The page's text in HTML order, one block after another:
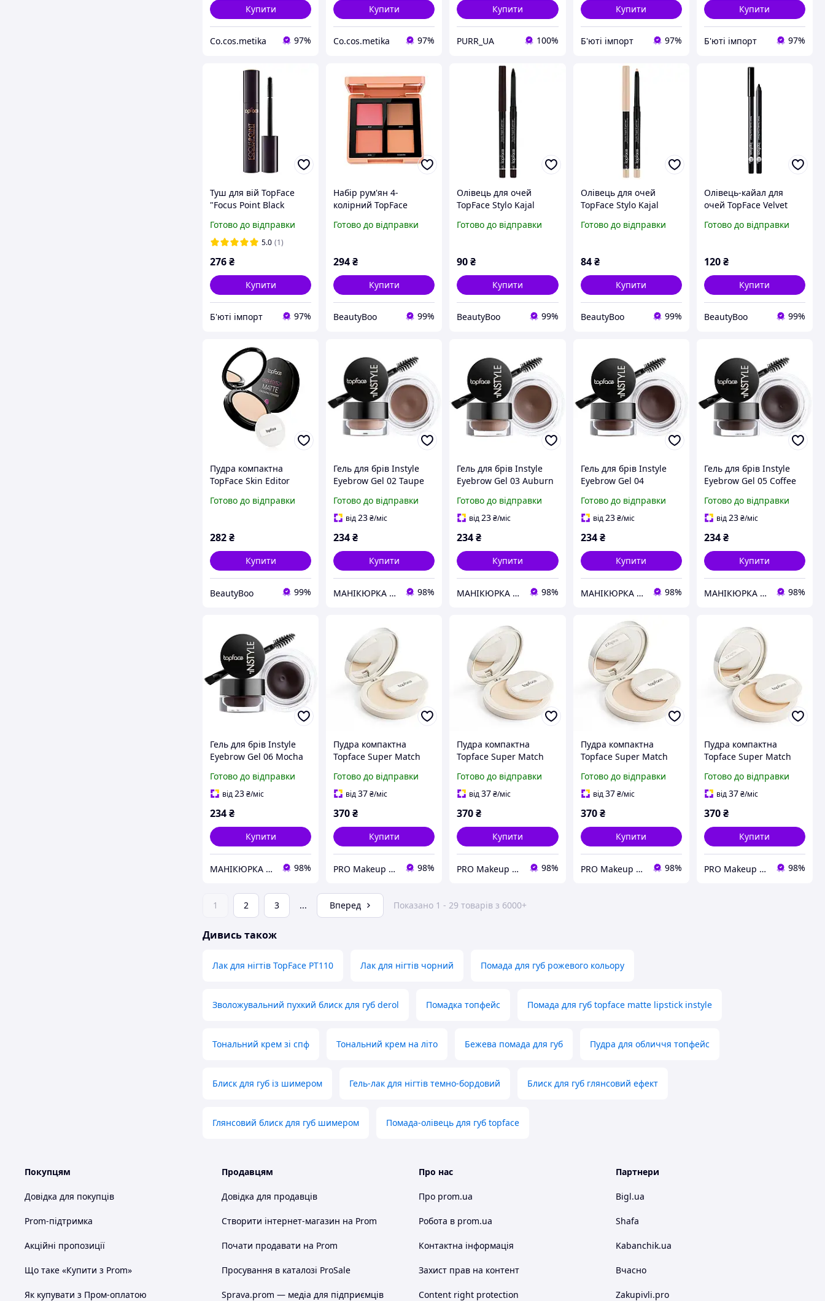
Купити
Co.cos.metika 97%
Купити
Co.cos.metika 97%
Купити
PURR_UA 100%
Купити
Б'юті імпорт 97%
Купити
Б'юті імпорт 97%
Туш для вій TopFace
"Focus Point Black
PT311 12 мл
Готово до відправки
5.0 (1)
276₴
Купити
Б'юті імпорт 97%
Набір рум'ян 4-
колірний TopFace
г
Готово до відправки
294₴
Купити
BeautyBoo 99%
Олівець для очей
TopFace Stylo Kajal
г
Готово до відправки
90₴
Купити
BeautyBoo 99%
Олівець для очей
TopFace Stylo Kajal
гГотово до відправки
84 ₴
Купити
BeautyBoo 99%
Олівець-кайал для
очей TopFace Velvet
4,8 г
Готово до відправки
120₴
Купити
BeautyBoo 99%
Пудра компактна
TopFace Skin Editor
02 10 г
Готово до відправки
282₴
Купити
BeautyBoo 99%
Гель для брів Instyle
Eyebrow Gel 02 Taupe
Готово до відправки
від23₴/міс
234₴
Купити
МАНІКЮРКА SHOP 98%
Гель для брів Instyle
Eyebrow Gel 03 Auburn
Готово до відправки
від23₴/міс
234₴
Купити
МАНІКЮРКА SHOP 98%
Гель для брів Instyle
Eyebrow Gel 04
г(р)
Готово до відправки
від23 ₴/міс
234 ₴
Купити
МАНІКЮРКА SHOP 98%
Гель для брів Instyle
Eyebrow Gel 05 Coffee
Готово до відправки
від23₴/міс
234₴
Купити
МАНІКЮРКА SHOP 98%
Гель для брів Instyle
Eyebrow Gel 06 Mocha
Готово до відправки
від23₴/міс
234₴
Купити
МАНІКЮРКА SHOP 98%
Пудра компактна
Topface Super Match
Porcelain
Готово до відправки
від37₴/міс
370₴
Купити
PRO Makeup - опт і роздріб 98%
Пудра компактна
Topface Super Match
Cream
Готово до відправки
від37₴/міс
370₴
Купити
PRO Makeup - опт і роздріб 98%
Пудра компактна
Topface Super Match
Beige
Готово до відправки
від37 ₴/міс
370 ₴
Купити
PRO Makeup - опт і роздріб 98%
Пудра компактна
Topface Super Match
Beige
Готово до відправки
від37₴/міс
370₴
Купити
PRO Makeup - опт і роздріб 98%
1 2 3 ... Вперед Показано 1 - 29 товарів з 6000+
Дивись також
Лак для нігтів TopFace PT110 Лак для нігтів чорний Помада для губ рожевого кольору
Зволожувальний пухкий блиск для губ derol Помадка топфейс Помада для губ topface matte lipstick instyle
Тональний крем зі спф Тональний крем на літо Бежева помада для губ Пудра для обличчя топфейс
Блиск для губ із шимером Гель-лак для нігтів темно-бордовий Блиск для губ глянсовий ефект
Глянсовий блиск для губ шимером Помада-олівець для губ topface
Покупцям
Довідка для покупців
Prom-підтримка
Акційні пропозиції
Що таке «Купити з Prom»
Як купувати з Пром-оплатою
Продавцям
Довідка для продавців
Створити інтернет-магазин на Prom
Почати продавати на Prom
Просування в каталозі ProSale
Sprava.prom — медіа для підприємців
Про нас
Про prom.ua
Робота в prom.ua
Контактна інформація
Захист прав на контент
Content right protection
Партнери
Bigl.ua
Shafa
Kabanchik.ua
Вчасно
Zakupivli.pro